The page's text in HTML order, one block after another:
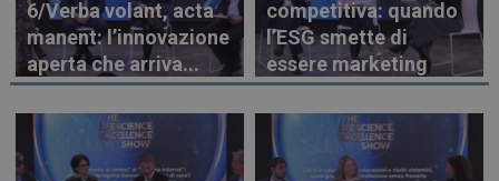
6/Verba volant, acta
manent: l’innovazione
aperta che arriva...
competitiva: quando
l’ESG smette di
essere marketing